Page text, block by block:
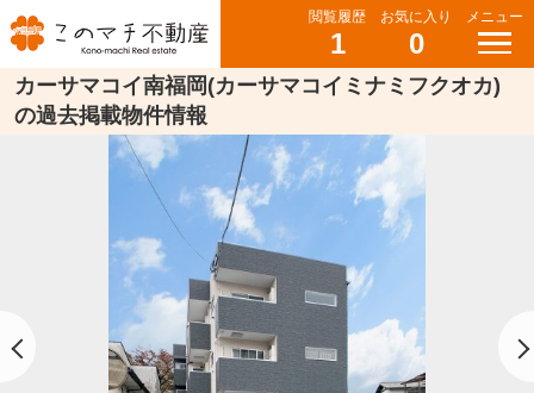
閲覧履歴
1
お気に入り
0
メニュー
カーサマコイ南福岡(カーサマコイミナミフクオカ)
の過去掲載物件情報